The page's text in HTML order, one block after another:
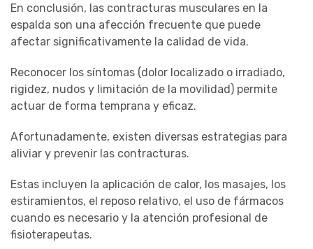
En conclusión, las contracturas musculares en la
espalda son una afección frecuente que puede
afectar significativamente la calidad de vida.
Reconocer los síntomas (dolor localizado o irradiado,
rigidez, nudos y limitación de la movilidad) permite
actuar de forma temprana y eficaz.
Afortunadamente, existen diversas estrategias para
aliviar y prevenir las contracturas.
Estas incluyen la aplicación de calor, los masajes, los
estiramientos, el reposo relativo, el uso de fármacos
cuando es necesario y la atención profesional de
fisioterapeutas.